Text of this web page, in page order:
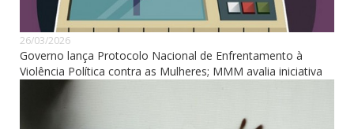
26/03/2026
Governo lança Protocolo Nacional de Enfrentamento à
Violência Política contra as Mulheres; MMM avalia iniciativa